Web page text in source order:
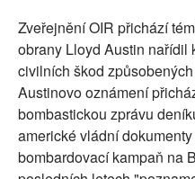
Zveřejnění OIR přichází
obrany Lloyd Austin nařídil
civilních škod
Austinovo oznámení
bombastickou zprávu
americké vládní
bombardovací kampaň na